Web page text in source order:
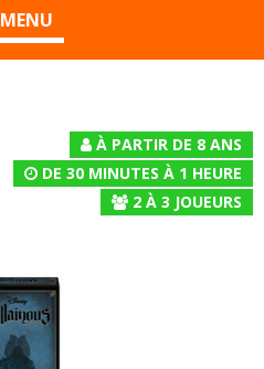
MENU
À PARTIR DE 8 ANS
DE 30 MINUTES À 1 HEURE
2 À 3 JOUEURS